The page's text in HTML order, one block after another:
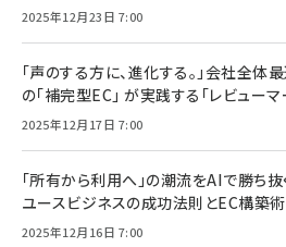
2025年12月23日 7:00
「声のする方に、進化する。」会社全体
の「補完型EC」 が実践する「レビューマ
2025年12月17日 7:00
「所有から利用へ」の潮流をAIで勝ち抜
ユースビジネスの成功法則とEC構築術
2025年12月16日 7:00